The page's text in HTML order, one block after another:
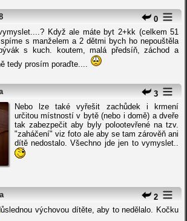
0
Když ale máte byt 2+kk (celkem 51
s manželem a 2 dětmi bych ho nepouštěla
s kuch. koutem, malá předsíň, záchod a
tedy prosím poraďte....
3
Nebo lze také vyřešit zachůdek i krmení
určitou místností v bytě (nebo i domě) a dveře
tak zabezpečit aby byly polootevřené na tzv.
"zaháčení" viz foto ale aby se tam zárověň ani
dítě nedostalo. Všechno jde jen to vymyslet..
2
výchovou dítěte, aby to nedělalo. Kočku